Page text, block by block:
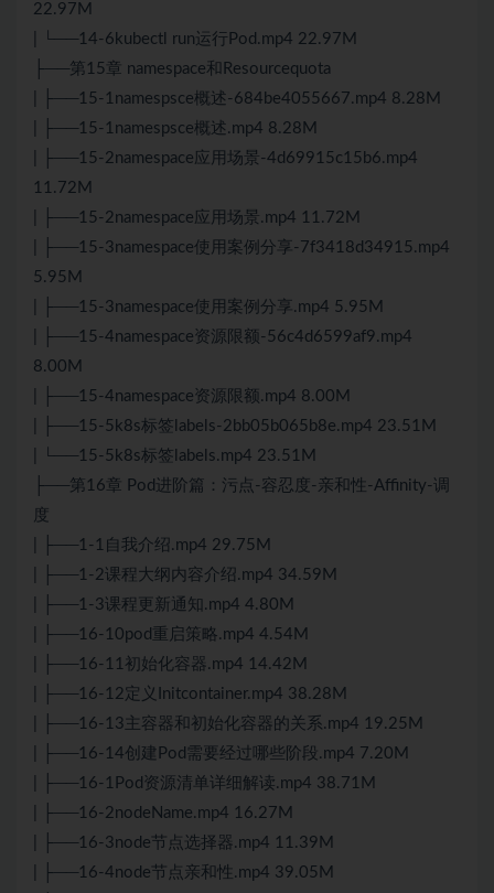
22.97M
| └──14-6kubectl run运行Pod.mp4 22.97M
├──第15章 namespace和Resourcequota
| ├──15-1namespsce概述-684be4055667.mp4 8.28M
| ├──15-1namespsce概述.mp4 8.28M
| ├──15-2namespace应用场景-4d69915c15b6.mp4
11.72M
| ├──15-2namespace应用场景.mp4 11.72M
| ├──15-3namespace使用案例分享-7f3418d34915.mp4
5.95M
| ├──15-3namespace使用案例分享.mp4 5.95M
| ├──15-4namespace资源限额-56c4d6599af9.mp4
8.00M
| ├──15-4namespace资源限额.mp4 8.00M
| ├──15-5k8s标签labels-2bb05b065b8e.mp4 23.51M
| └──15-5k8s标签labels.mp4 23.51M
├──第16章 Pod进阶篇：污点-容忍度-亲和性-Affinity-调
度
| ├──1-1自我介绍.mp4 29.75M
| ├──1-2课程大纲内容介绍.mp4 34.59M
| ├──1-3课程更新通知.mp4 4.80M
| ├──16-10pod重启策略.mp4 4.54M
| ├──16-11初始化容器.mp4 14.42M
| ├──16-12定义Initcontainer.mp4 38.28M
| ├──16-13主容器和初始化容器的关系.mp4 19.25M
| ├──16-14创建Pod需要经过哪些阶段.mp4 7.20M
| ├──16-1Pod资源清单详细解读.mp4 38.71M
| ├──16-2nodeName.mp4 16.27M
| ├──16-3node节点选择器.mp4 11.39M
| ├──16-4node节点亲和性.mp4 39.05M